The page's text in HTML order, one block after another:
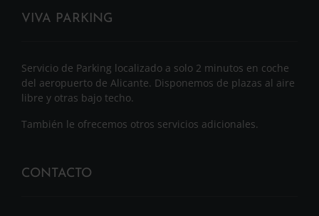
VIVA PARKING
Servicio de Parking localizado a solo 2 minutos en coche
del aeropuerto de Alicante. Disponemos de plazas al aire
libre y otras bajo techo.
También le ofrecemos otros servicios adicionales.
CONTACTO